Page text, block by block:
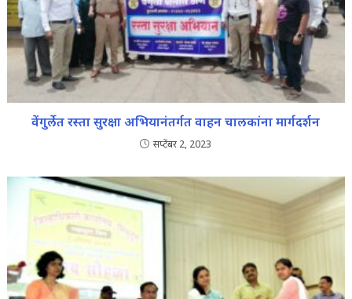
वेंगुर्लेत रस्ता सुरक्षा अभियानंतर्गत वाहन चालकांना मार्गदर्शन
सप्टेंबर 2, 2023